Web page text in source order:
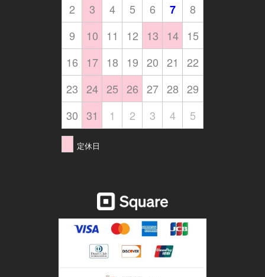
2
3 4 5 6 7
8
9
10 11 12 13 14
15
16
17 18 19 20 21
22
23 24 25 26 27 28 29
30 31 1 2 3 4 5
定休日